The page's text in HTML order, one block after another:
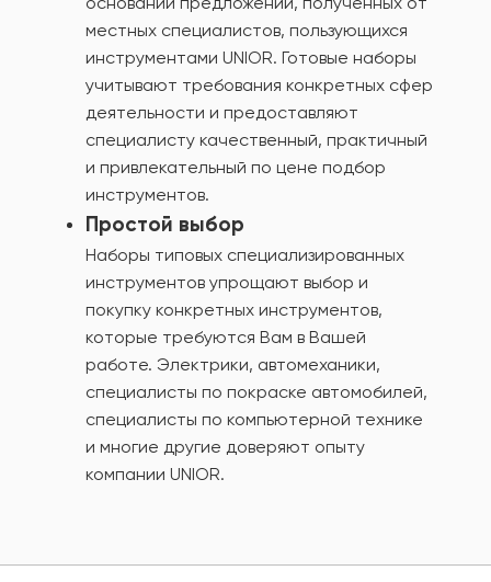
местных специалистов, пользующихся
инструментами UNIOR. Готовые наборы
учитывают требования конкретных сфер
деятельности и предоставляют
специалисту качественный, практичный
и привлекательный по цене подбор
инструментов.
Простой выбор
Наборы типовых специализированных
инструментов упрощают выбор и
покупку конкретных инструментов,
которые требуются Вам в Вашей
работе. Электрики, автомеханики,
специалисты по покраске автомобилей,
специалисты по компьютерной технике
и многие другие доверяют опыту
компании UNIOR.